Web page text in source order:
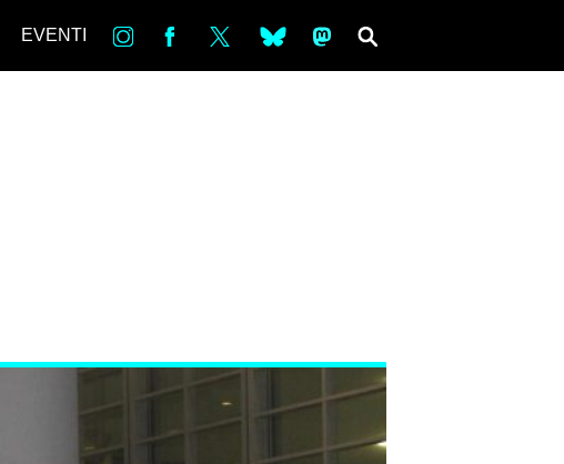
EVENTI in bsky ms